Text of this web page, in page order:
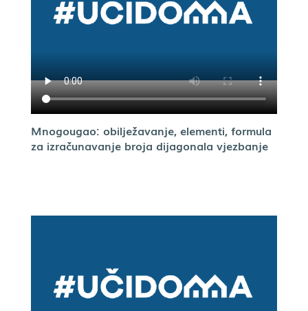
Mnogougao: obilježavanje, elementi, formula
za izračunavanje broja dijagonala vjezbanje